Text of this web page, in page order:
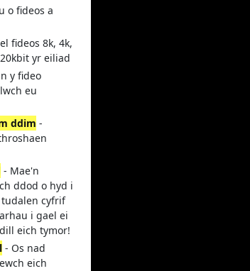
o fideos a
fideos 8k, 4k,
yr eiliad
y fideo
eu
ddim -
- Mae'n
ddod o hyd i
cyfrif
i gael ei
eich tymor!
- Os nad
eich